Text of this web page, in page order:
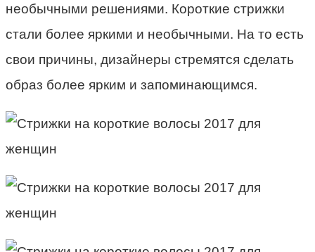
необычными решениями. Короткие стрижки
стали более яркими и необычными. На то есть
свои причины, дизайнеры стремятся сделать
образ более ярким и запоминающимся.